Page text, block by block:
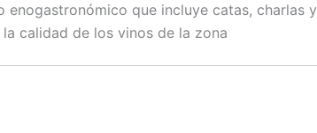
enogastronómico que incluye catas, charlas y
calidad de los vinos de la zona